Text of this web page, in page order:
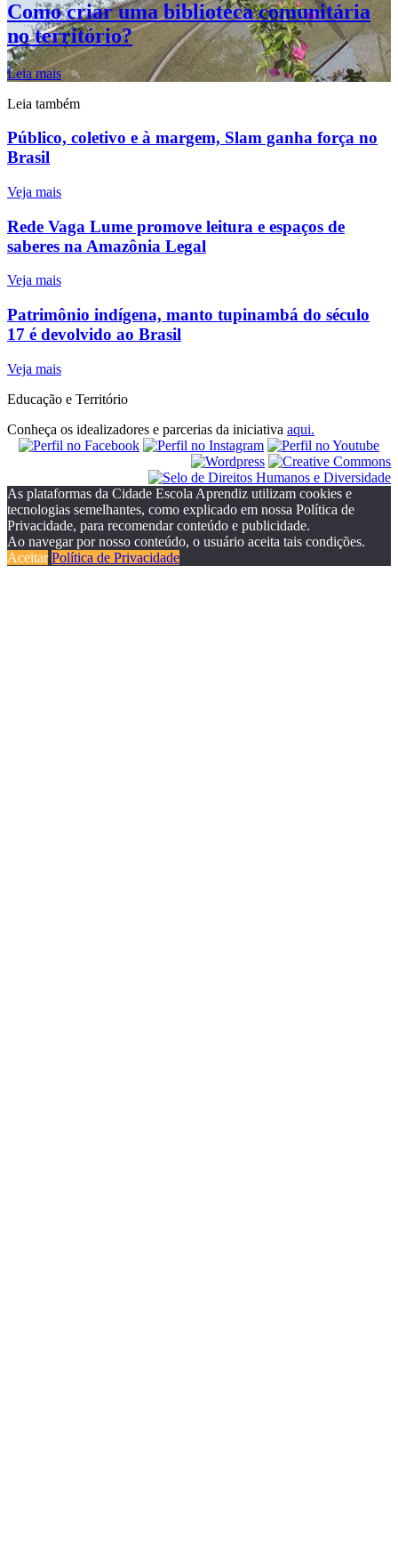
Como criar uma biblioteca comunitária
no território?
Leia mais
Leia também
Público, coletivo e à margem, Slam ganha força no
Brasil
Veja mais
Rede Vaga Lume promove leitura e espaços de
saberes na Amazônia Legal
Veja mais
Patrimônio indígena, manto tupinambá do século
17 é devolvido ao Brasil
Veja mais
Educação e Território
Conheça os idealizadores e parcerias da iniciativa aqui.
As plataformas da Cidade Escola Aprendiz utilizam cookies e
tecnologias semelhantes, como explicado em nossa Política de
Privacidade, para recomendar conteúdo e publicidade.
Ao navegar por nosso conteúdo, o usuário aceita tais condições.
Aceitar Política de Privacidade